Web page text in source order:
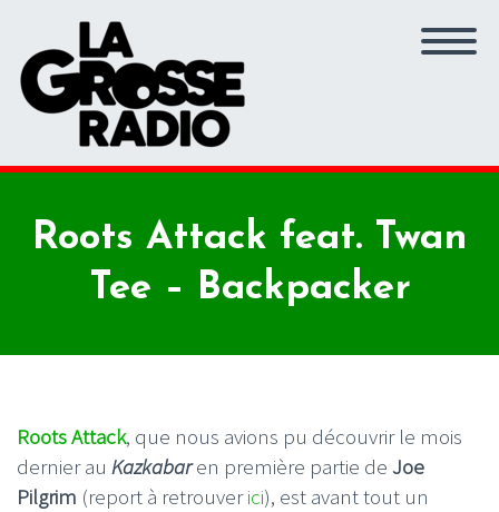
Roots Attack feat. Twan
Tee – Backpacker
Roots Attack, que nous avions pu découvrir le mois
dernier au Kazkabaren première partie de Joe
Pilgrim (report à retrouverici), est avant tout un